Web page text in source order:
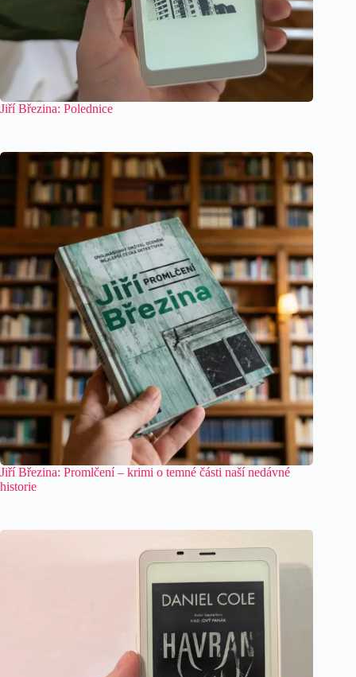
Jiří Březina: Polednice
Jiří Březina: Promlčení – krimi o temné části naší nedávné
historie